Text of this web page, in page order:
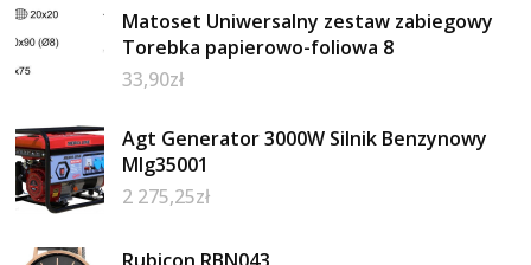
Matoset Uniwersalny zestaw zabiegowy
Torebka papierowo-foliowa 8
33,90zł
Agt Generator 3000W Silnik Benzynowy
Mlg35001
2 275,25zł